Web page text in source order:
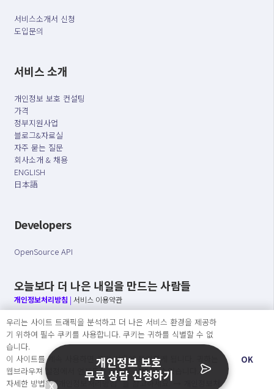
서비스소개서 신청
도입문의
서비스 소개
개인정보 보호 컨설팅
가격
정부지원사업
블로그&자료실
자주 묻는 질문
회사소개 & 채용
ENGLISH
日本語
Developers
OpenSource API
오늘보다 더 나은 내일을 만드는 사람들
개인정보처리방침 | 서비스 이용약관
○ 개인정보보호 컴플라이언스를 선도하겠습니다.
○ 정보주체의 권리를 보장하겠습니다.
○ 기업의 개인정보보호를 위한 효율적 관리를 보장하겠습니다.
우리는 사이트 트래픽을 분석하고 더 나은 서비스 환경을 제공하
기 위하여 필수 쿠키를 사용합니다. 쿠키는 귀하를 식별할 수 없
습니다.
이 사이트를 계속 사용하면 쿠키 사용에 동의하게 됩니다. 귀하는
웹브라우져 설정에서 언제든지 쿠키를 삭제 할 수있습니다.
자세한 방법은 “개인정보처리방침” 을 참고하세요. →
OK
X
개인정보 보호
무료 상담 신청하기